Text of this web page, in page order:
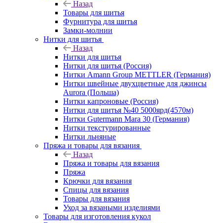
Назад
Товары для шитья
Фурнитура для шитья
Замки-молнии
Нитки для шитья
Назад
Нитки для шитья
Нитки для шитья (Россия)
Нитки Amann Group METTLER (Германия)
Нитки швейные двухцветные для джинсы
Aurora (Польша)
Нитки капроновые (Россия)
Нитки для шитья №40 5000ярд(4570м)
Нитки Gutermann Mara 30 (Германия)
Нитки текстурированные
Нитки льняные
Пряжа и товары для вязания
Назад
Пряжа и товары для вязания
Пряжа
Крючки для вязания
Спицы для вязания
Товары для вязания
Уход за вязаными изделиями
Товары для изготовления кукол